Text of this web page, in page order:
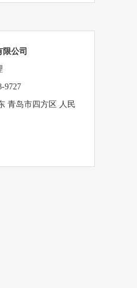
公司
9727
青岛市四方区 人民